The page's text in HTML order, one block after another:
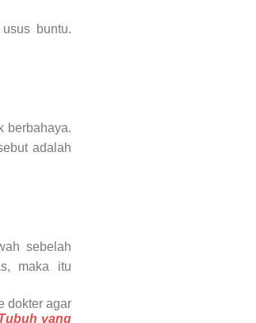
buntu.
berbahaya.
adalah
sebelah
maka itu
dokter agar
yang